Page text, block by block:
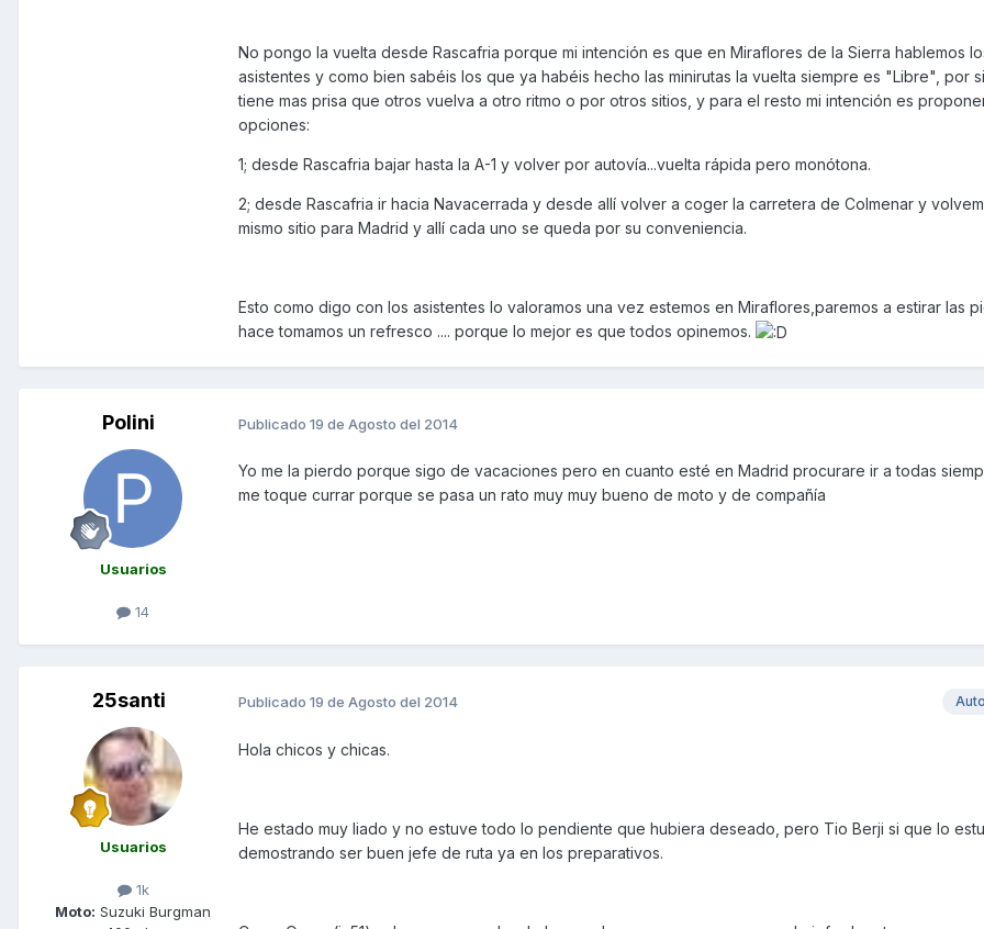
No pongo la vuelta desde Rascafria porque mi intención es que en Miraflores de la Sierra hablemos
asistentes y como bien sabéis los que ya habéis hecho las minirutas la vuelta siempre es "Libre", por
tiene mas prisa que otros vuelva a otro ritmo o por otros sitios, y para el resto mi intención es
opciones:
1; desde Rascafria bajar hasta la A-1 y volver por autovía...vuelta rápida pero monótona.
2; desde Rascafria ir hacia Navacerrada y desde allí volver a coger la carretera de Colmenar y
mismo sitio para Madrid y allí cada uno se queda por su conveniencia.
Esto como digo con los asistentes lo valoramos una vez estemos en Miraflores,paremos a estirar las
hace tomamos un refresco .... porque lo mejor es que todos opinemos.
Polini
Usuarios
14
Publicado 19 de Agosto del 2014
Yo me la pierdo porque sigo de vacaciones pero en cuanto esté en Madrid procurare ir a todas
me toque currar porque se pasa un rato muy muy bueno de moto y de compañía
25santi
Usuarios
1k
Moto: Suzuki Burgman
Publicado 19 de Agosto del 2014
Hola chicos y chicas.
He estado muy liado y no estuve todo lo pendiente que hubiera deseado, pero Tio Berji si que lo
demostrando ser buen jefe de ruta ya en los preparativos.